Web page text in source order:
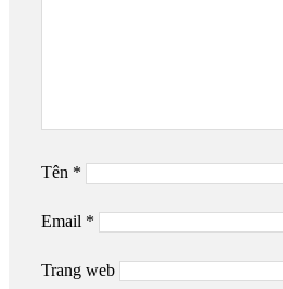
Tên *
Email *
Trang web